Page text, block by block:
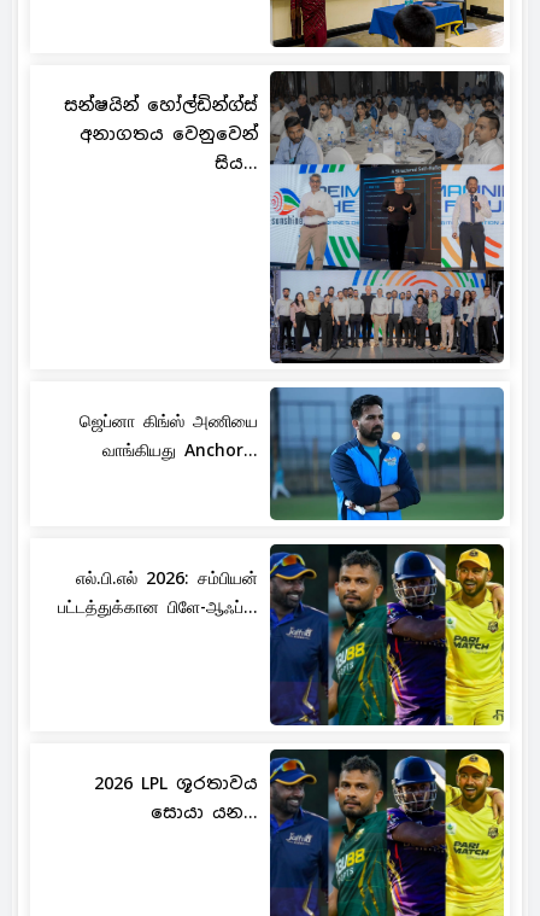
සන්ෂයින් හෝල්ඩින්ග්ස්
අනාගතය වෙනුවෙන්
සිය...
ஜெப்னா கிங்ஸ் அணியை
வாங்கியது Anchor...
எல்.பி.எல் 2026: சம்பியன்
பட்டத்துக்கான பிளே-ஆஃப்...
2026 LPL ශූරතාවය
සොයා යන...